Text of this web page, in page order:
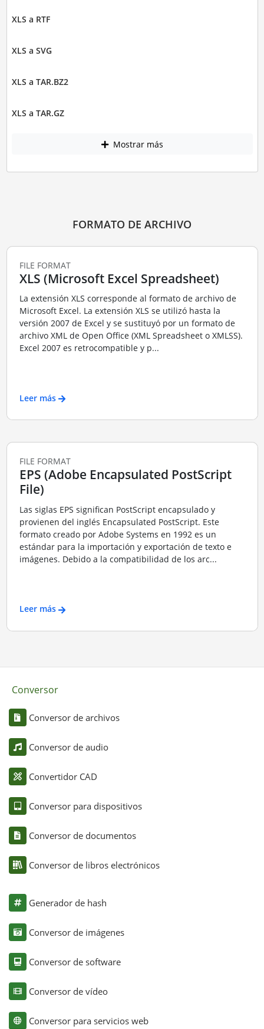
XLS a RTF
XLS a SVG
XLS a TAR.BZ2
XLS a TAR.GZ
Mostrar más
FORMATO DE ARCHIVO
FILE FORMAT
XLS (Microsoft Excel Spreadsheet)
La extensión XLS corresponde al formato de archivo de
Microsoft Excel. La extensión XLS se utilizó hasta la
versión 2007 de Excel y se sustituyó por un formato de
archivo XML de Open Office (XML Spreadsheet o XMLSS).
Excel 2007 es retrocompatible y p...
Leer más
FILE FORMAT
EPS (Adobe Encapsulated PostScript
File)
Las siglas EPS significan PostScript encapsulado y
provienen del inglés Encapsulated PostScript. Este
formato creado por Adobe Systems en 1992 es un
estándar para la importación y exportación de texto e
imágenes. Debido a la compatibilidad de los arc...
Leer más
Conversor
Conversor de archivos
Conversor de audio
Convertidor CAD
Conversor para dispositivos
Conversor de documentos
Conversor de libros electrónicos
Generador de hash
Conversor de imágenes
Conversor de software
Conversor de vídeo
Conversor para servicios web